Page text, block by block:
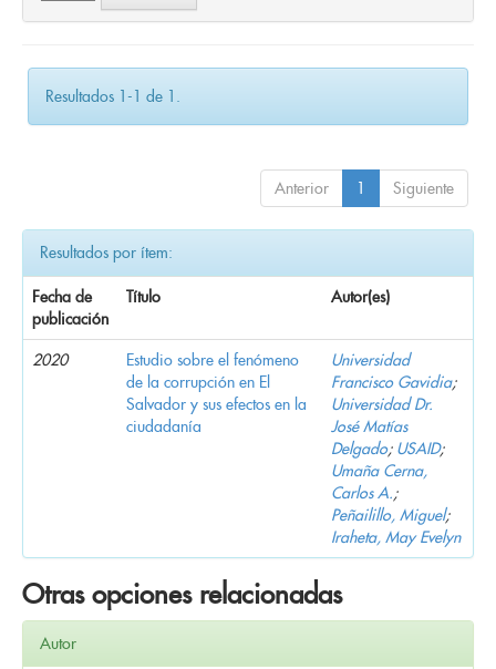
Resultados 1-1 de 1.
Anterior 1 Siguiente
Resultados por ítem:
Fecha de
publicación
Título Autor(es)
2020
Estudio sobre el fenómeno
de la corrupción en El
Salvador y sus efectos en la
ciudadanía
Universidad
Francisco Gavidia;
Universidad Dr.
José Matías
Delgado; USAID;
Umaña Cerna,
Carlos A.;
Peñailillo, Miguel;
Iraheta, May Evelyn
Otras opciones relacionadas
Autor